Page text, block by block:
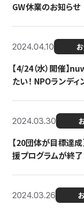
GW休業のお知らせ
2024.04.10
【4/24（水）開催】
たい！ NPOランデ
2024.03.30
【20団体が目標達
援プログラムが終了
2024.03.26